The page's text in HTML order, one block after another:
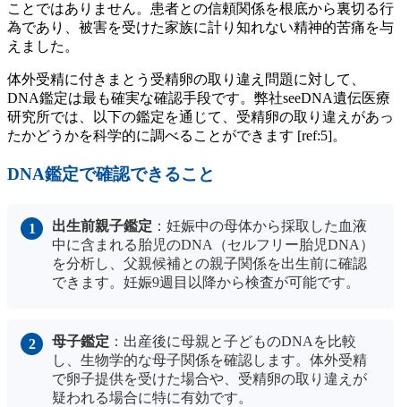
ことではありません。患者との信頼関係を根底から裏切る行
為であり、被害を受けた家族に計り知れない精神的苦痛を与
えました。
体外受精に付きまとう受精卵の取り違え問題に対して、
DNA鑑定は最も確実な確認手段です。弊社seeDNA遺伝医療
研究所では、以下の鑑定を通じて、受精卵の取り違えがあっ
たかどうかを科学的に調べることができます [ref:5]。
DNA鑑定で確認できること
出生前親子鑑定 ：妊娠中の母体から採取した血液
中に含まれる胎児のDNA（セルフリー胎児DNA）
を分析し、父親候補との親子関係を出生前に確認
できます。妊娠9週目以降から検査が可能です。
母子鑑定 ：出産後に母親と子どものDNAを比較
し、生物学的な母子関係を確認します。体外受精
で卵子提供を受けた場合や、受精卵の取り違えが
疑われる場合に特に有効です。